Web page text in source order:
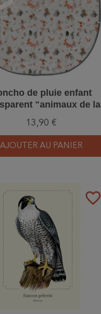
de pluie enfant
"animaux de la
forêt"
13,90 €
AJOUTER AU PANIER
favorite_border